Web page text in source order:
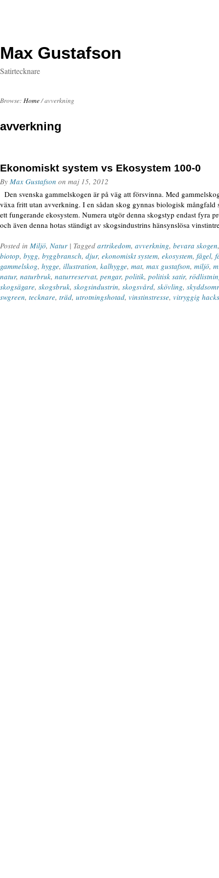
Max Gustafson
Satirtecknare
Browse: Home/avverkning
avverkning
Ekonomiskt system vs Ekosystem 100-0
By Max Gustafson on maj 15, 2012
Den svenska gammelskogen är på väg att försvinna. Med
växa fritt utan avverkning. I en sådan skog gynnas biologisk mångfald
ett fungerande ekosystem. Numera utgör denna skogstyp endast fyra
och även denna hotas ständigt av skogsindustrins hänsynslösa
Posted in Miljö, Natur | Tagged artrikedom, avverkning, bevara skogen
biotop, bygg, byggbransch, djur, ekonomiskt system, ekosystem, fågel,
gammelskog, hygge, illustration, kalhygge, mat, max gustafson, miljö,
natur, naturbruk, naturreservat, pengar, politik, politisk satir,
skogsägare, skogsbruk, skogsindustrin, skogsvård, skövling,
swgreen, tecknare, träd, utrotningshotad, vinstinstresse, vitryggig